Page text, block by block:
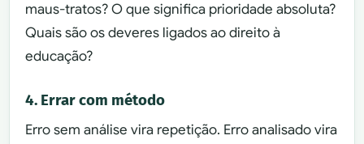
maus-tratos? O que significa prioridade absoluta?
Quais são os deveres ligados ao direito à
educação?
4. Errar com método
Erro sem análise vira repetição. Erro analisado vira